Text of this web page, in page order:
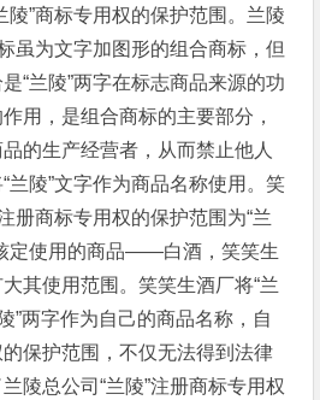
”商标专用权的保护范围。兰陵
虽为文字加图形的组合商标，但
“兰陵”两字在标志商品来源的功
用，是组合商标的主要部分，
的生产经营者，从而禁止他人
兰陵”文字作为商品名称使用。笑
册商标专用权的保护范围为“兰
定使用的商品——白酒，笑笑生
其使用范围。笑笑生酒厂将“兰
”两字作为自己的商品名称，自
保护范围，不仅无法得到法律
陵总公司“兰陵”注册商标专用权